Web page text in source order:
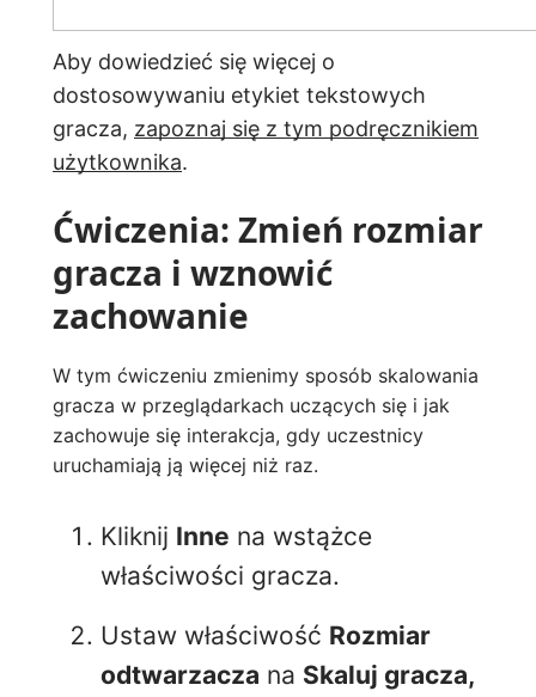
Aby dowiedzieć się więcej o
dostosowywaniu etykiet tekstowych
gracza, zapoznaj się z tym podręcznikiem
użytkownika.
Ćwiczenia: Zmień rozmiar
gracza i wznowić
zachowanie
W tym ćwiczeniu zmienimy sposób skalowania
gracza w przeglądarkach uczących się i jak
zachowuje się interakcja, gdy uczestnicy
uruchamiają ją więcej niż raz.
Kliknij Inne na wstążce
właściwości gracza.
Ustaw właściwość Rozmiar
odtwarzacza na Skaluj gracza,